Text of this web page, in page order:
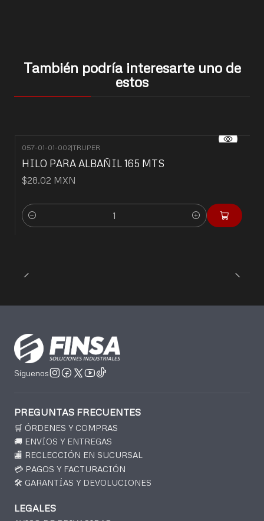
También podría interesarte uno de
estos
057-01-01-002|TRUPER
HILO PARA ALBAÑIL 165 MTS
$28.02 MXN
Cantidad
Síguenos
PREGUNTAS FRECUENTES
🛒 ÓRDENES Y COMPRAS
🚚 ENVÍOS Y ENTREGAS
🏬 RECLECCIÓN EN SUCURSAL
💳 PAGOS Y FACTURACIÓN
🛠️ GARANTÍAS Y DEVOLUCIONES
LEGALES